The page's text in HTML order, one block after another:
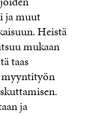
ja muut
Heistä
mukaan
taas
myyntityön
ja